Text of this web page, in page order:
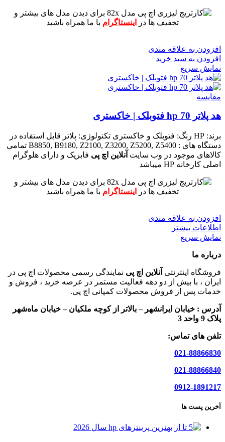
برای دیدن مدل های بیشتر و
تخفیف ها در
اینستاگرام با ما همراه باشید
افزودن به علاقه مندی
افزودن به سبد خرید
نمایش سریع
مقايسه
هد پلاتر 70 hp فتوبلک | خاکستری
برند: HP رنگ: فتوبلک و خاکستری تکنولوژی: پلاتر قابل استفاده در
دستگاه های : B8850, B9180, Z2100, Z3200, Z5200, Z5400
تمامی
کالاهای موجود در وب سایت آنلاین اچ پی فابریک و دارای هلوگرام
اصلی کارخانه HP میباشد
برای دیدن مدل های بیشتر و
تخفیف ها در
اینستاگرام با ما همراه باشید
افزودن به علاقه مندی
اطلاعات بیشتر
نمایش سریع
درباره ما
فروشگاه اینترنتی آنلاین اچ پی نمایندگی رسمی محصولات اچ پی در
ایران ، با بیش از دو دهه فعالیت مستمر در عرصه خرید ، فروش و
خدمات پس از فروش محصولات کمپانی اچ پی.
آدرس : خیابان ایرانشهر – بالاتر از کوچه ملکیان – خیابان ماه‌شهر
پلاک 9 واحد 3
تلفن های تماس:
021-88866830
021-88866840
0912-1891217
آخرین پست ها